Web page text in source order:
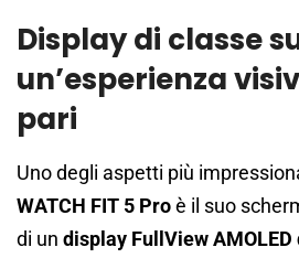
Display di classe
un’esperienza
pari
Uno degli aspetti più
WATCH FIT 5 Proè il suo
di un display FullView